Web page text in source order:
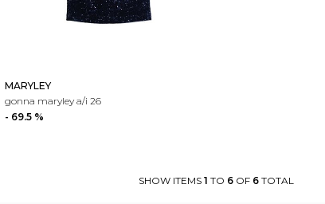
MARYLEY
gonna maryley a/i 26
- 69.5 %
SHOW ITEMS 1 TO 6 OF 6 TOTAL